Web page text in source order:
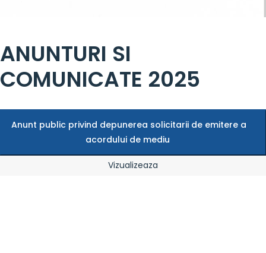
ANUNTURI SI
COMUNICATE 2025
Anunt public privind depunerea solicitarii de emitere a
acordului de mediu
Vizualizeaza